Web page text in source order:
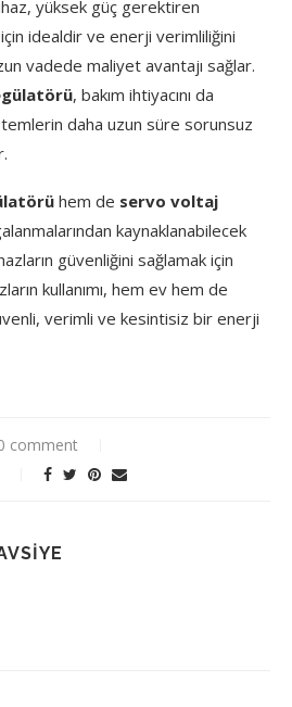
yüksek güç gerektiren
idealdir ve enerji verimliliğini
vadede maliyet avantajı sağlar.
, bakım ihtiyacını da
daha uzun süre sorunsuz
hem de servo voltaj
kaynaklanabilecek
güvenliğini sağlamak için
kullanımı, hem ev hem de
verimli ve kesintisiz bir enerji
comment